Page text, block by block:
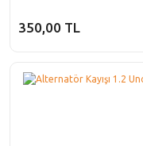
350,00 TL